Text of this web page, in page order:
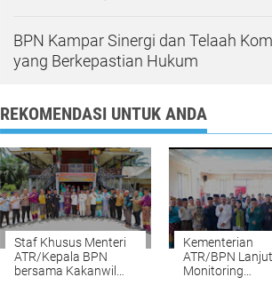
BPN Kampar Sinergi dan Telaah
yang Berkepastian Hukum
REKOMENDASI UNTUK ANDA
Staf Khusus Menteri
ATR/Kepala BPN
bersama Kakanwil
Kementerian
ATR/BPN
Monitoring